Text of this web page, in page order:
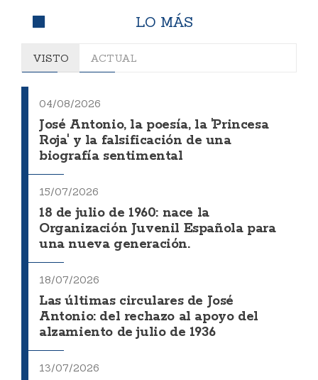
LO MÁS
VISTO ACTUAL
04/08/2026
José Antonio, la poesía, la 'Princesa
Roja' y la falsificación de una
biografía sentimental
15/07/2026
18 de julio de 1960: nace la
Organización Juvenil Española para
una nueva generación.
18/07/2026
Las últimas circulares de José
Antonio: del rechazo al apoyo del
alzamiento de julio de 1936
13/07/2026